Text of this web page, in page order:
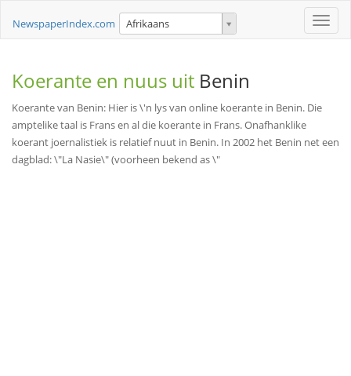
Toggle
NewspaperIndex.com Afrikaans
Koerante en nuus uit Benin
Koerante van Benin: Hier is \'n lys van online koerante in Benin. Die
amptelike taal is Frans en al die koerante in Frans. Onafhanklike
koerant joernalistiek is relatief nuut in Benin. In 2002 het Benin net een
dagblad: \"La Nasie\" (voorheen bekend as \"